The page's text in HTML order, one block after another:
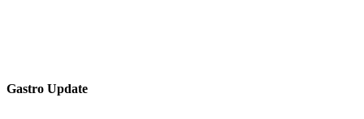
Gastro Update